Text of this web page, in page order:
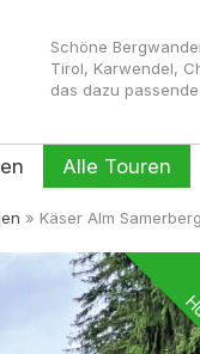
Schöne
Tirol, Karwendel,
das dazu
Alle Touren
» Käser Alm